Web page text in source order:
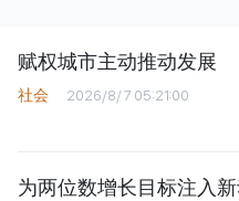
赋权城市主动推动发展
社会 2026/8/7 05:21:00
为两位数增长目标注入